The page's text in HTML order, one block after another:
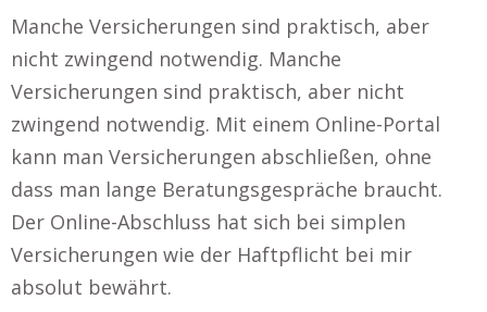
Manche Versicherungen sind praktisch, aber
nicht zwingend notwendig. Manche
Versicherungen sind praktisch, aber nicht
zwingend notwendig. Mit einem Online-Portal
kann man Versicherungen abschließen, ohne
dass man lange Beratungsgespräche braucht.
Der Online-Abschluss hat sich bei simplen
Versicherungen wie der Haftpflicht bei mir
absolut bewährt.